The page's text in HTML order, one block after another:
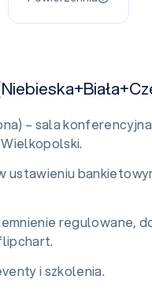
– sala
ustawieniu
regulowane,
i szkolenia.